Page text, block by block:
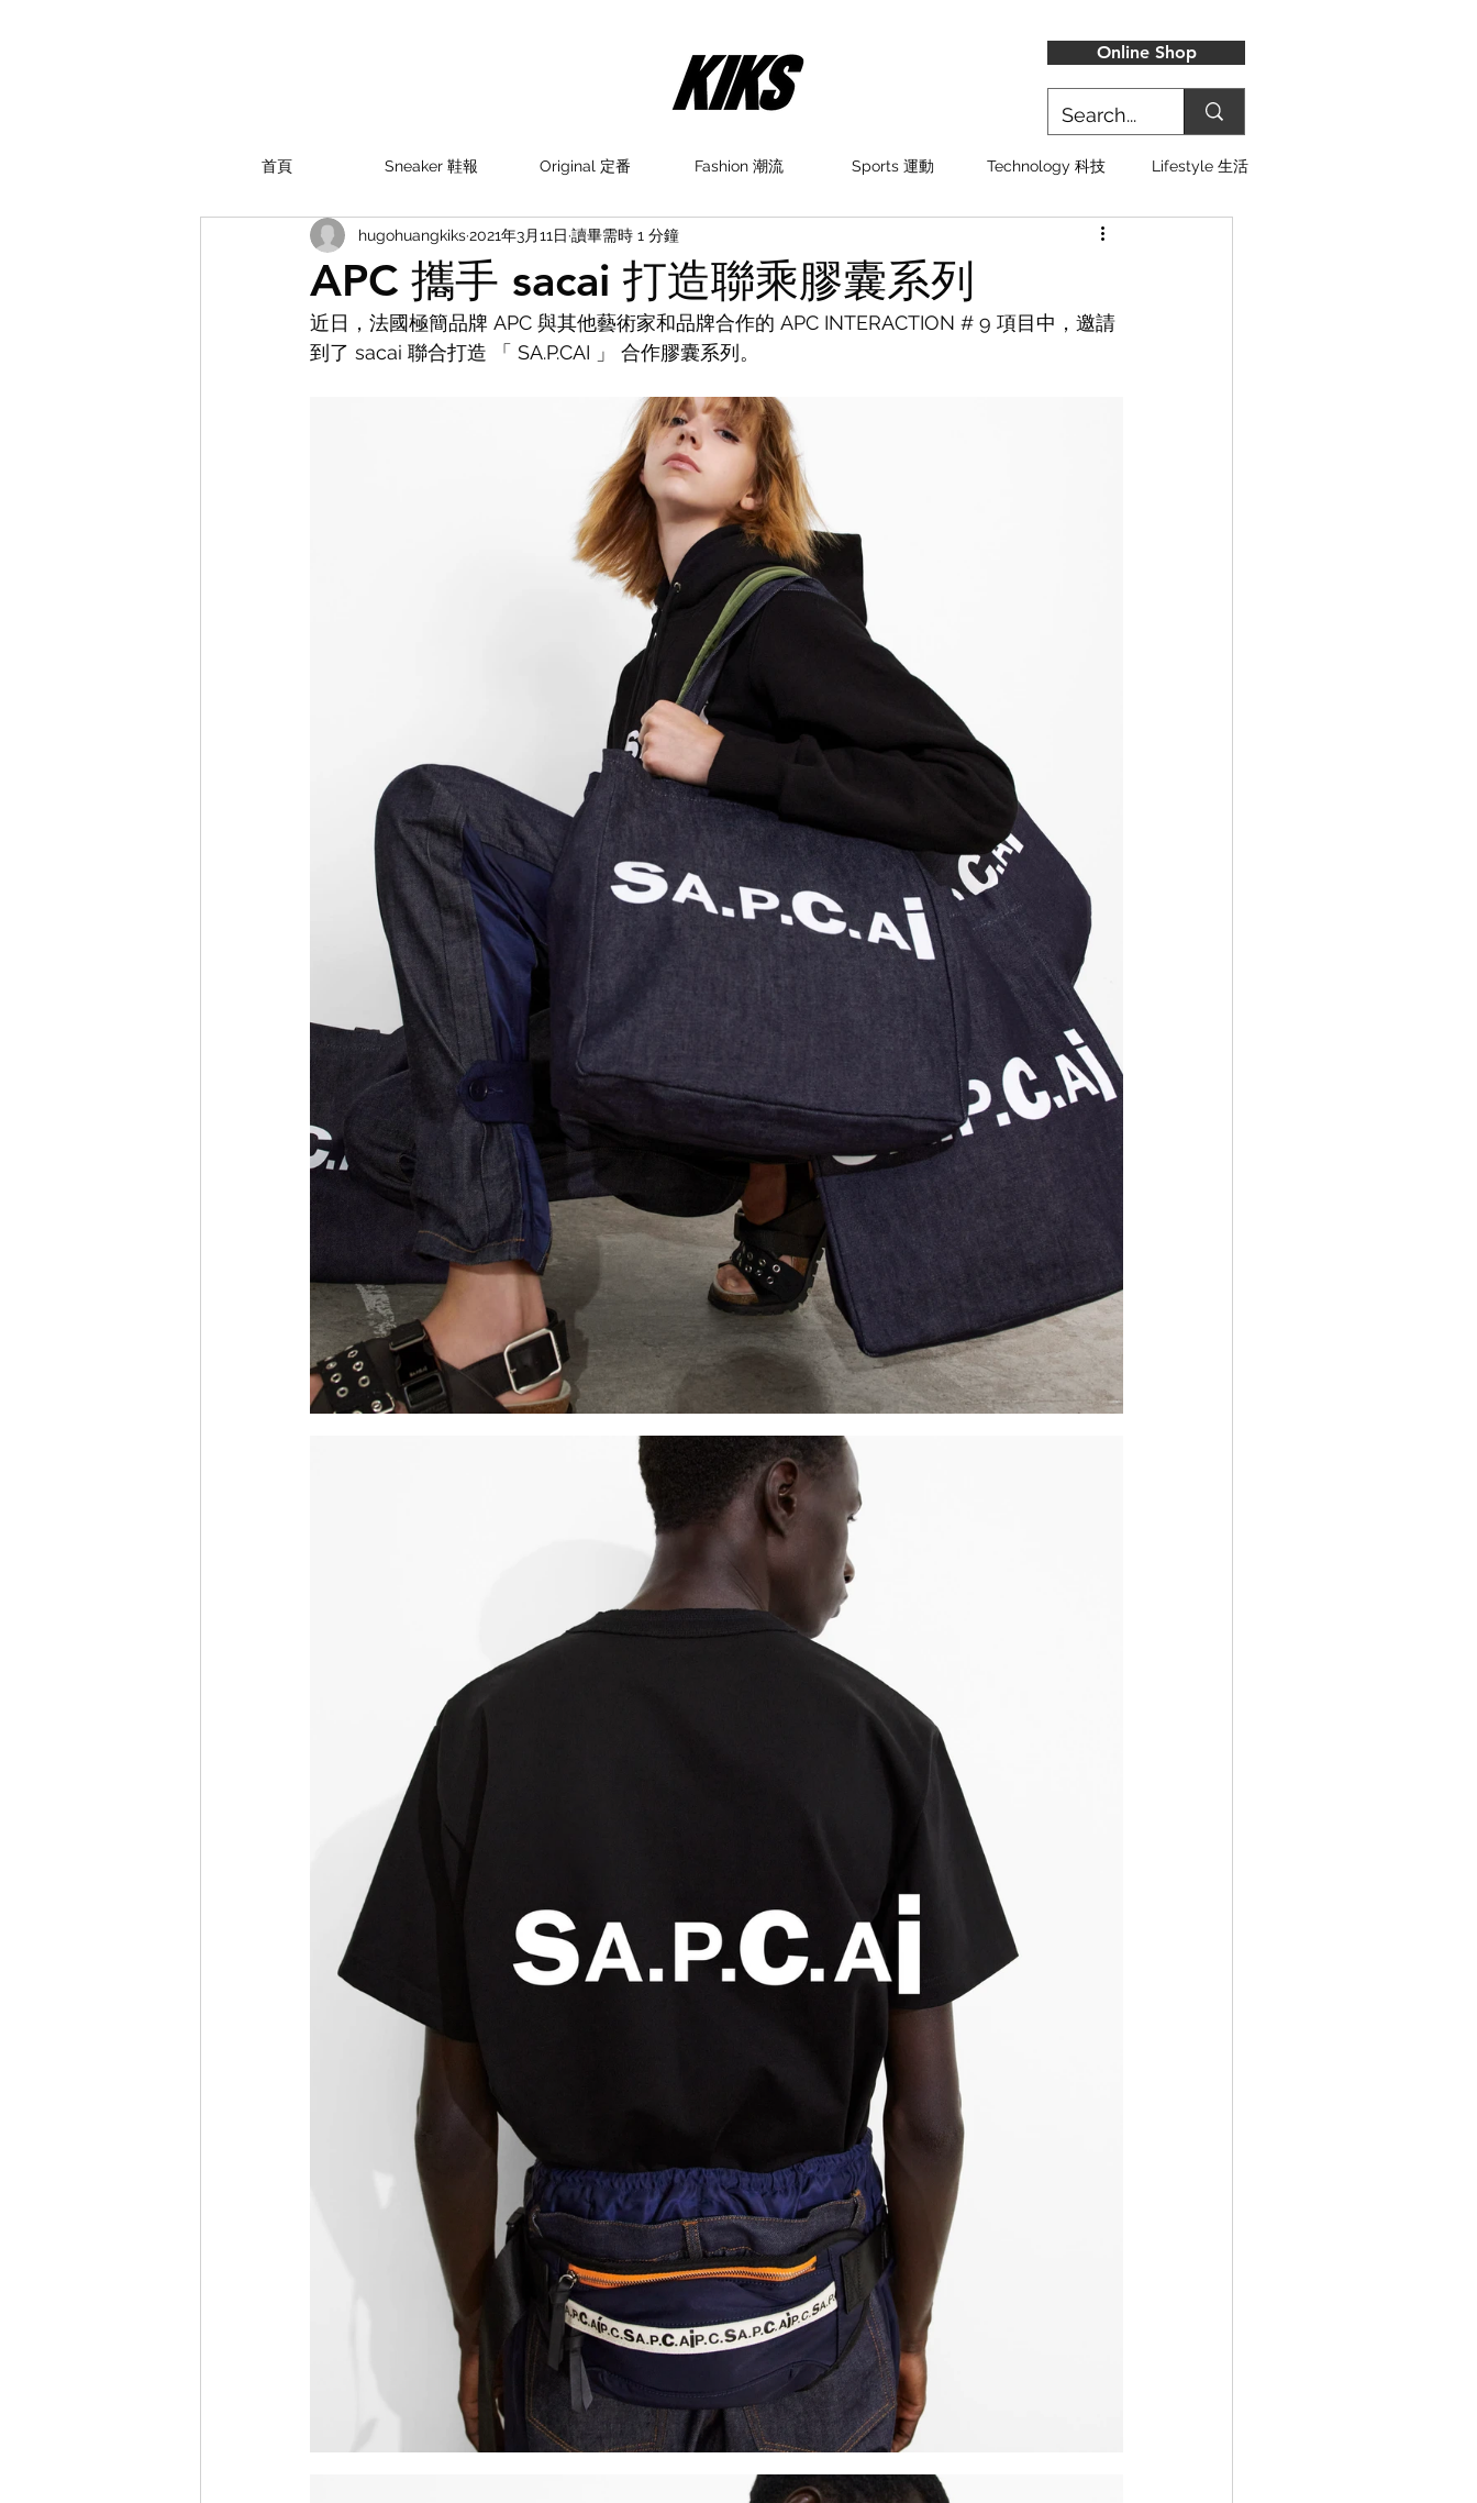
Online Shop
首頁 Sneaker 鞋報 Original 定番 Fashion 潮流 Sports 運動 Technology 科技 Lifestyle 生活
APC 攜手 sacai 打造聯乘膠囊系列
hugohuangkiks2021年3月11日 讀畢需時 1 分鐘
近日，法國極簡品牌 APC 與其他藝術家和品牌合作的 APC INTERACTION # 9 項目中，邀請
到了 sacai 聯合打造 「 SA.P.CAI 」 合作膠囊系列。